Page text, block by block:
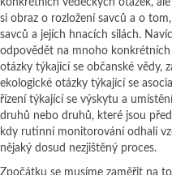
konkrétních vědeckých otázek,
si obraz o rozložení savců a o
savců a jejích hnacích silách.
odpovědět na mnoho
otázky týkající se občanské vědy,
ekologické otázky týkající se
řízení týkající se výskytu a
druhů nebo druhů, které jsou
kdy rutinní monitorování odhalí
nějaký dosud nezjištěný proces.
Zpočátku se musíme zaměřit na